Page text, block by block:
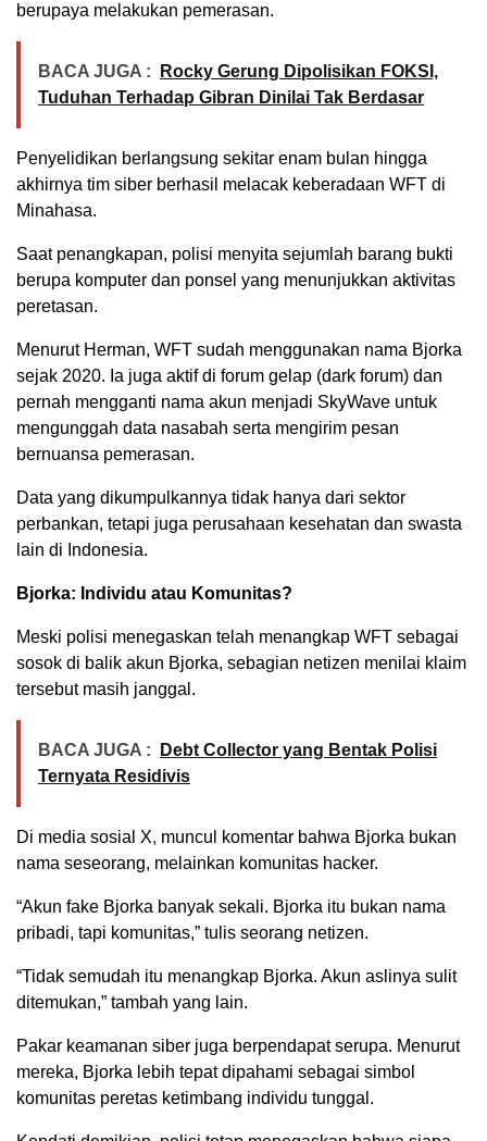
berupaya melakukan pemerasan.
BACA JUGA :
Rocky Gerung Dipolisikan FOKSI,
Tuduhan Terhadap Gibran Dinilai Tak Berdasar
Penyelidikan berlangsung sekitar enam bulan hingga
akhirnya tim siber berhasil melacak keberadaan WFT di
Minahasa.
Saat penangkapan, polisi menyita sejumlah barang bukti
berupa komputer dan ponsel yang menunjukkan aktivitas
peretasan.
Menurut Herman, WFT sudah menggunakan nama Bjorka
sejak 2020. Ia juga aktif di forum gelap (dark forum) dan
pernah mengganti nama akun menjadi SkyWave untuk
mengunggah data nasabah serta mengirim pesan
bernuansa pemerasan.
Data yang dikumpulkannya tidak hanya dari sektor
perbankan, tetapi juga perusahaan kesehatan dan swasta
lain di Indonesia.
Bjorka: Individu atau Komunitas?
Meski polisi menegaskan telah menangkap WFT sebagai
sosok di balik akun Bjorka, sebagian netizen menilai klaim
tersebut masih janggal.
BACA JUGA :
Debt Collector yang Bentak Polisi
Ternyata Residivis
Di media sosial X, muncul komentar bahwa Bjorka bukan
nama seseorang, melainkan komunitas hacker.
“Akun fake Bjorka banyak sekali. Bjorka itu bukan nama
pribadi, tapi komunitas,” tulis seorang netizen.
“Tidak semudah itu menangkap Bjorka. Akun aslinya sulit
ditemukan,” tambah yang lain.
Pakar keamanan siber juga berpendapat serupa. Menurut
mereka, Bjorka lebih tepat dipahami sebagai simbol
komunitas peretas ketimbang individu tunggal.